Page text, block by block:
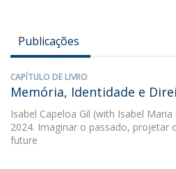
Publicações
CAPÍTULO DE LIVRO
Memória, Identidade e
Isabel Capeloa Gil (with Isabel Maria
2024. Imaginar o passado, projetar
future